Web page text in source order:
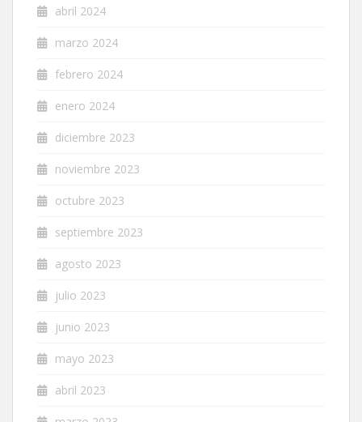
abril 2024
marzo 2024
febrero 2024
enero 2024
diciembre 2023
noviembre 2023
octubre 2023
septiembre 2023
agosto 2023
julio 2023
junio 2023
mayo 2023
abril 2023